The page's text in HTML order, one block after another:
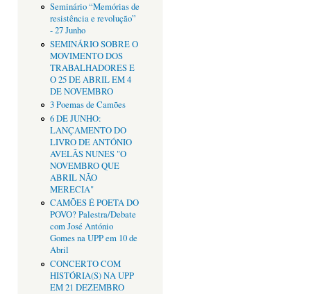
Seminário “Memórias de
resistência e revolução”
- 27 Junho
SEMINÁRIO SOBRE O
MOVIMENTO DOS
TRABALHADORES E
O 25 DE ABRIL EM 4
DE NOVEMBRO
3 Poemas de Camões
6 DE JUNHO:
LANÇAMENTO DO
LIVRO DE ANTÓNIO
AVELÃS NUNES "O
NOVEMBRO QUE
ABRIL NÃO
MERECIA"
CAMÕES É POETA DO
POVO? Palestra/Debate
com José António
Gomes na UPP em 10 de
Abril
CONCERTO COM
HISTÓRIA(S) NA UPP
EM 21 DEZEMBRO